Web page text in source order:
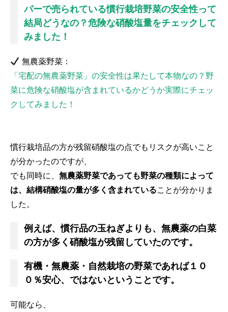
パーで売られている慣行栽培野菜の安全性って
結局どうなの？危険な硝酸塩量をチェックして
みました！
無農薬野菜：
「宅配の無農薬野菜」の安全性は果たして本物なの？野
菜に危険な硝酸塩が含まれているかどうか実際にチェッ
クしてみました！
慣行栽培品の方が残留硝酸塩の点でもリスクが高いこと
が分かったのですが、
でも同時に、 無農薬野菜であっても野菜の種類によって
は、結構硝酸塩の量が多く含まれていることが分かりま
した。
例えば、慣行品の玉ねぎよりも、無農薬の白菜
の方が多く硝酸塩が残留していたのです。
有機・無農薬・自然栽培の野菜であれば１０
０％安心、ではないということです。
可能なら、